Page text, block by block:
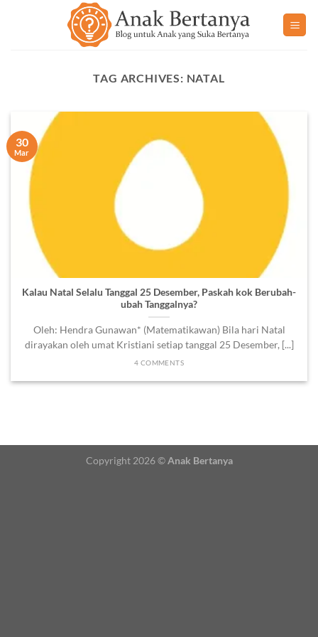
TAG ARCHIVES: NATAL
Kalau Natal Selalu Tanggal 25 Desember, Paskah kok Berubah-
ubah Tanggalnya?
Oleh: Hendra Gunawan* (Matematikawan) Bila hari Natal
dirayakan oleh umat Kristiani setiap tanggal 25 Desember, [...]
4 COMMENTS
30
Mar
Copyright 2026 ©Anak Bertanya